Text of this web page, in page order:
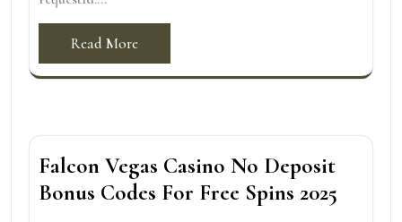
Read More
Falcon Vegas Casino No Deposit
Bonus Codes For Free Spins 2025